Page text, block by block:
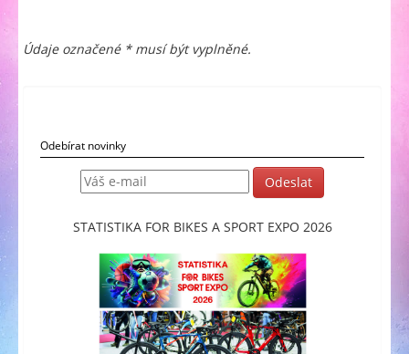
Údaje označené * musí být vyplněné.
Odebírat novinky
STATISTIKA FOR BIKES A SPORT EXPO 2026